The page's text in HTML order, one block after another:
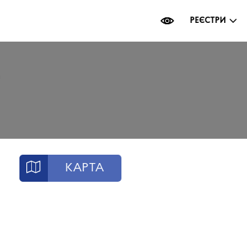
РЕЄСТРИ
КАРТА